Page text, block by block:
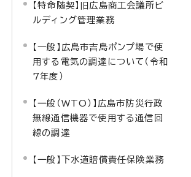
【特命随契】旧広島商工会議所ビ
ルディング管理業務
【一般】広島市吉島ポンプ場で使
用する電気の調達について（令和
7年度）
【一般（WTO）】広島市防災行政
無線通信機器で使用する通信回
線の調達
【一般】下水道賠償責任保険業務